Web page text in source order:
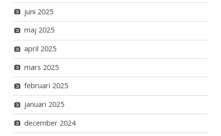
juni 2025
maj 2025
april 2025
mars 2025
februari 2025
januari 2025
december 2024